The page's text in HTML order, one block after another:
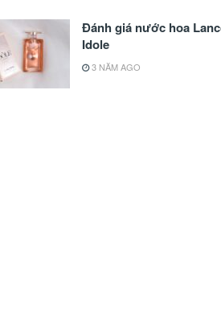
Đánh giá nước hoa
Idole
3 NĂM AGO